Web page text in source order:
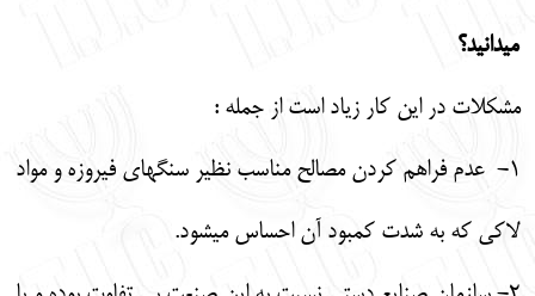
مي‏دانيد؟
مشكلات در اين كار زياد است از جمله :
1- عدم فراهم كردن مصالح مناسب نظير سنگ‏هاي فيروزه و مواد
لاكي كه به شدت كمبود آن احساس مي‏شود.